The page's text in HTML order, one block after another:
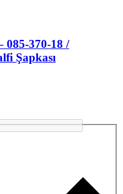
085-370-18 /
Şapkası